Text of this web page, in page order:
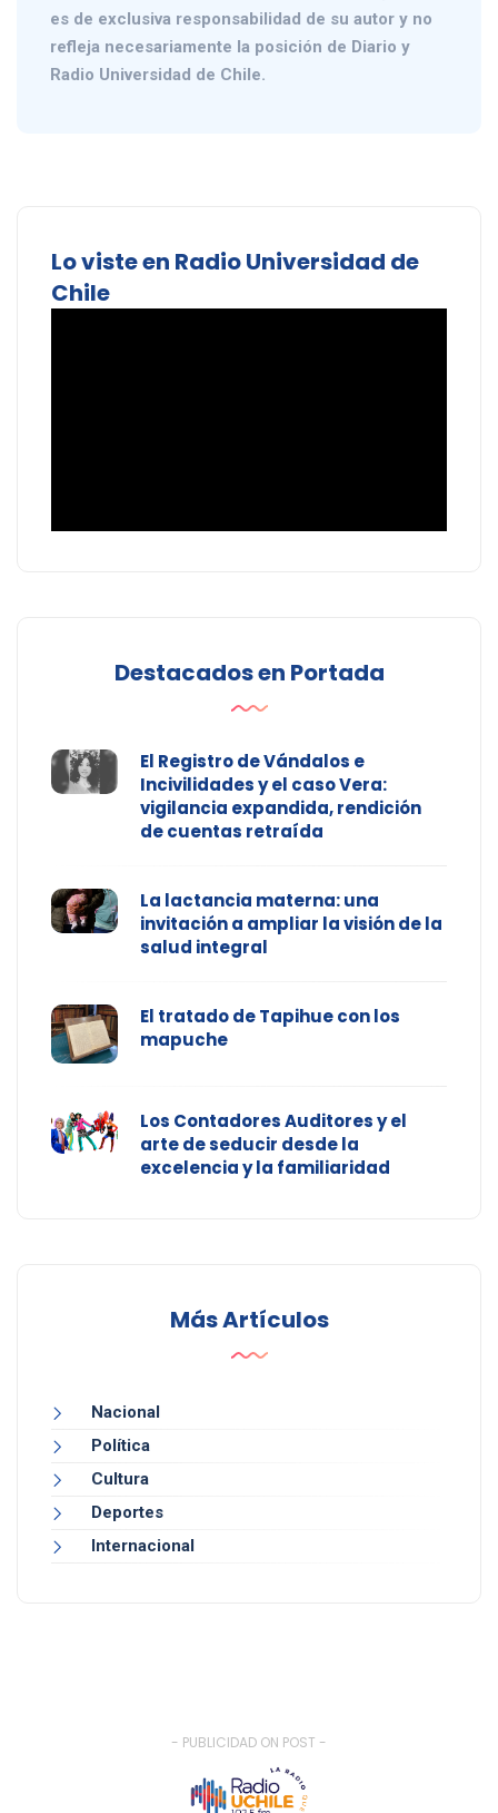
es de exclusiva responsabilidad de su autor y no
refleja necesariamente la posición de Diario y
Radio Universidad de Chile.
Lo viste en Radio Universidad de
Chile
Destacados en Portada
El Registro de Vándalos e
Incivilidades y el caso Vera:
vigilancia expandida, rendición
de cuentas retraída
La lactancia materna: una
invitación a ampliar la visión de la
salud integral
El tratado de Tapihue con los
mapuche
Los Contadores Auditores y el
arte de seducir desde la
excelencia y la familiaridad
Más Artículos
Nacional
Política
Cultura
Deportes
Internacional
- PUBLICIDAD ON POST -